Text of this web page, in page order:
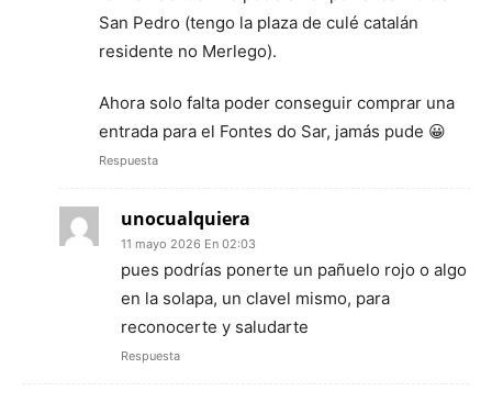
San Pedro (tengo la plaza de culé catalán
residente no Merlego).
Ahora solo falta poder conseguir comprar una
entrada para el Fontes do Sar, jamás pude 😀
Respuesta
unocualquiera
11 mayo 2026 En 02:03
pues podrías ponerte un pañuelo rojo o algo
en la solapa, un clavel mismo, para
reconocerte y saludarte
Respuesta